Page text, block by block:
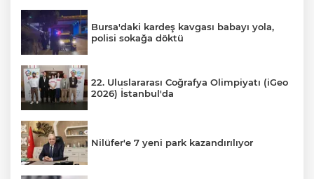
Bursa'daki kardeş kavgası babayı yola,
polisi sokağa döktü
22. Uluslararası Coğrafya Olimpiyatı (iGeo
2026) İstanbul'da
Nilüfer'e 7 yeni park kazandırılıyor